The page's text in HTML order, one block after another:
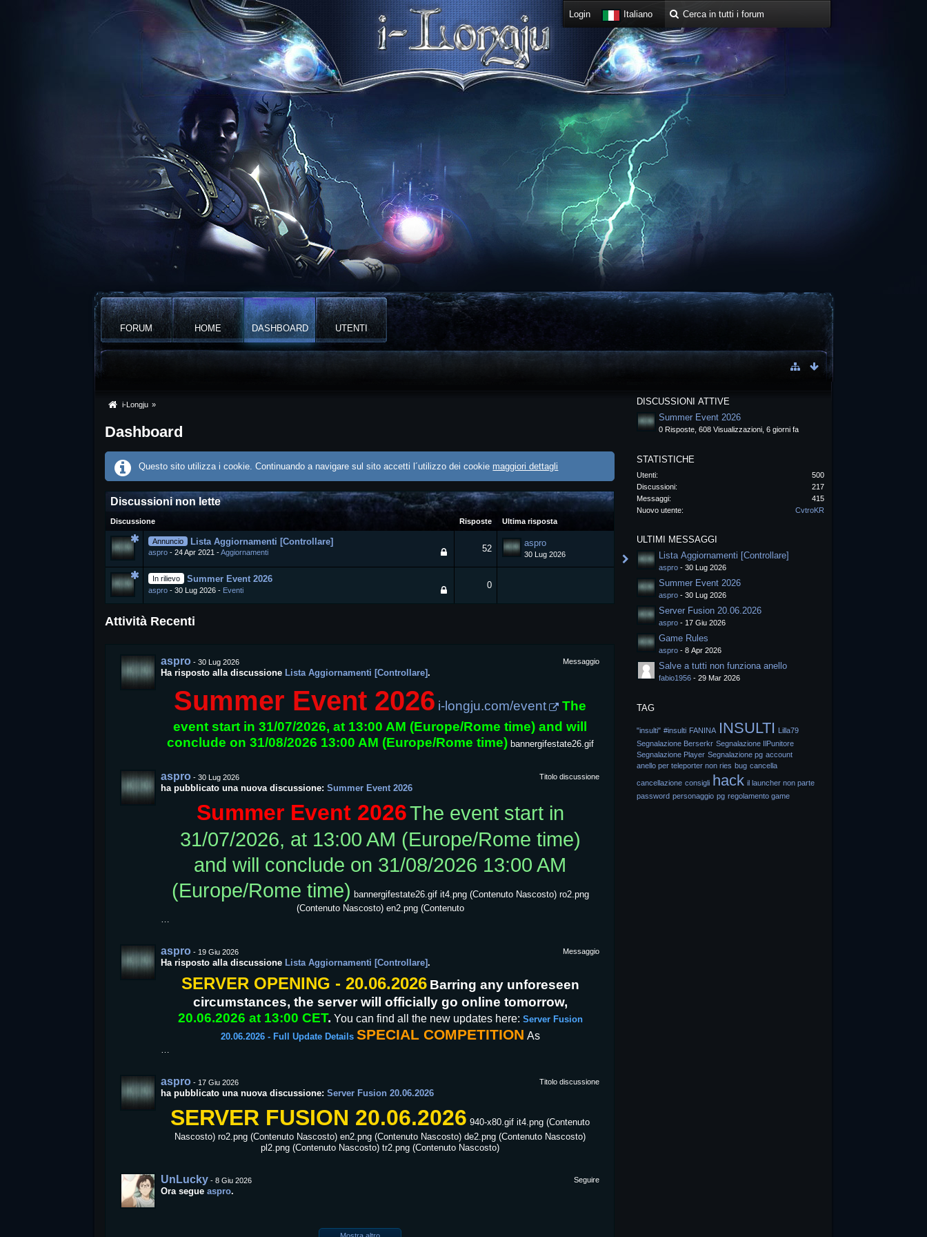
Login Italiano
FORUM HOME DASHBOARD UTENTI
i-Longju »
Dashboard
Questo sito utilizza i cookie. Continuando a navigare sul sito accetti l´utilizzo dei cookie maggiori dettagli
Discussioni non lette
Discussione Risposte Ultima risposta
Annuncio Lista Aggiornamenti [Controllare]
aspro 24 Apr 2021 Aggiornamenti 52
aspro
30 Lug 2026
In rilievo Summer Event 2026
aspro 30 Lug 2026 Eventi 0
Attività Recenti
aspro -30 Lug 2026
Ha risposto alla discussione Lista Aggiornamenti [Controllare].
Messaggio
Summer Event 2026 i-longju.com/event
The
event start in 31/07/2026, at 13:00 AM (Europe/Rome time) and will
conclude on 31/08/2026 13:00 AM (Europe/Rome time) bannergifestate26.gif
aspro -30 Lug 2026
ha pubblicato una nuova discussione:Summer Event 2026
Titolo discussione
Summer Event 2026The event start in
31/07/2026, at 13:00 AM (Europe/Rome time)
and will conclude on 31/08/2026 13:00 AM
(Europe/Rome time) bannergifestate26.gif it4.png (Contenuto Nascosto) ro2.png
(Contenuto Nascosto) en2.png (Contenuto
…
aspro - 19 Giu 2026
Ha risposto alla discussione Lista Aggiornamenti [Controllare].
Messaggio
SERVER OPENING - 20.06.2026 Barring any unforeseen
circumstances, the server will officially go online tomorrow,
20.06.2026 at 13:00 CET. You can find all the new updates here: Server Fusion
20.06.2026 - Full Update Details SPECIAL COMPETITION As
…
aspro - 17 Giu 2026
ha pubblicato una nuova discussione:Server Fusion 20.06.2026
Titolo discussione
SERVER FUSION 20.06.2026 940-x80.gif it4.png (Contenuto
Nascosto) ro2.png (Contenuto Nascosto) en2.png (Contenuto Nascosto) de2.png (Contenuto Nascosto)
pl2.png (Contenuto Nascosto) tr2.png (Contenuto Nascosto)
UnLucky -8 Giu 2026
Ora segueaspro.
Seguire
DISCUSSIONI ATTIVE
Summer Event 2026
0 Risposte, 608 Visualizzazioni, 6 giorni fa
STATISTICHE
Utenti
500
Discussioni
217
Messaggi
415
Nuovo utente
CvtroKR
ULTIMI MESSAGGI
Lista Aggiornamenti [Controllare]
aspro -30 Lug 2026
Summer Event 2026
aspro -30 Lug 2026
Server Fusion 20.06.2026
aspro - 17 Giu 2026
Game Rules
aspro -8 Apr 2026
Salve a tutti non funziona anello
fabio1956 -29 Mar 2026
TAG
"insulti" #insulti FANINA INSULTI Lilla79
Segnalazione Berserkr Segnalazione IlPunitore
Segnalazione Player Segnalazione pg account
anello per teleporter non ries bug cancella
cancellazione consigli hack
il launcher non parte
password personaggio pg regolamento game